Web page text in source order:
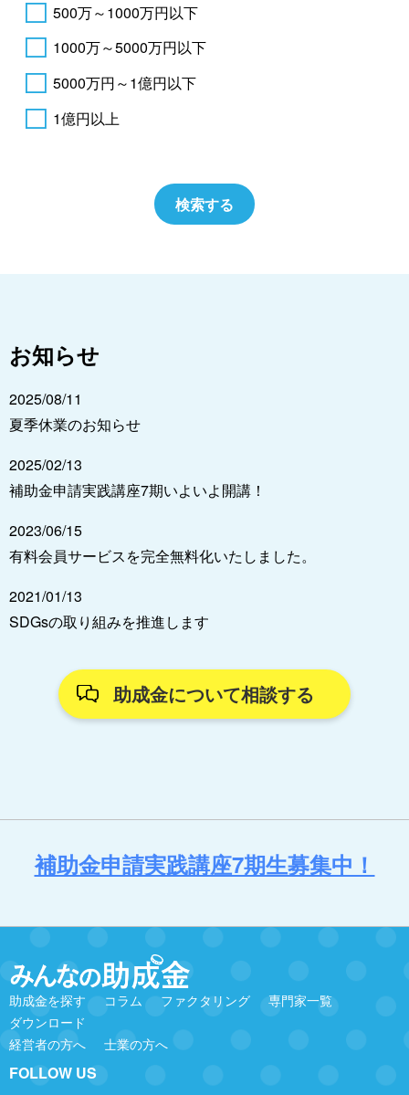
500万～1000万円以下
1000万～5000万円以下
5000万円～1億円以下
1億円以上
お知らせ
2025/08/11
夏季休業のお知らせ
2025/02/13
補助金申請実践講座7期いよいよ開講！
2023/06/15
有料会員サービスを完全無料化いたしました。
2021/01/13
SDGsの取り組みを推進します
助成金について相談する
補助金申請実践講座7期生募集中！
助成金を探す コラム ファクタリング
専門家一覧
ダウンロード
経営者の方へ
士業の方へ
FOLLOW US